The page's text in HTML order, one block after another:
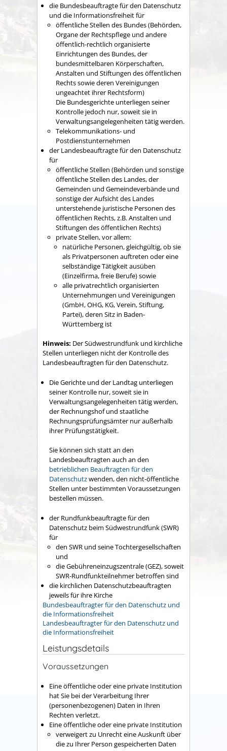
die Bundesbeauftragte für den Datenschutz
und die Informationsfreiheit für
öffentliche Stellen des Bundes (Behörden,
Organe der Rechtspflege und andere
öffentlich-rechtlich organisierte
Einrichtungen des Bundes, der
bundesmittelbaren Körperschaften,
Anstalten und Stiftungen des öffentlichen
Rechts sowie deren Vereinigungen
ungeachtet ihrer Rechtsform)
Die Bundesgerichte unterliegen seiner
Kontrolle jedoch nur, soweit sie in
Verwaltungsangelegenheiten tätig werden.
Telekommunikations- und
Postdienstunternehmen
der Landesbeauftragte für den Datenschutz
für
öffentliche Stellen (Behörden und sonstige
öffentliche Stellen des Landes, der
Gemeinden und Gemeindeverbände und
sonstige der Aufsicht des Landes
unterstehende juristische Personen des
öffentlichen Rechts, z.B. Anstalten und
Stiftungen des öffentlichen Rechts)
private Stellen, vor allem:
natürliche Personen, gleichgültig, ob sie
als Privatpersonen auftreten oder eine
selbständige Tätigkeit ausüben
(Einzelfirma, freie Berufe) sowie
alle privatrechtlich organisierten
Unternehmungen und Vereinigungen
(GmbH, OHG, KG, Verein, Stiftung,
Partei), deren Sitz in Baden-
Württemberg ist
Hinweis: Der Südwestrundfunk und kirchliche
Stellen unterliegen nicht der Kontrolle des
Landesbeauftragten für den Datenschutz.
Die Gerichte und der Landtag unterliegen
seiner Kontrolle nur, soweit sie in
Verwaltungsangelegenheiten tätig werden,
der Rechnungshof und staatliche
Rechnungsprüfungsämter nur außerhalb
ihrer Prüfungstätigkeit.
Sie können sich statt an den
Landesbeauftragten auch an den
betrieblichen Beauftragten für den
Datenschutzwenden, den nicht-öffentliche
Stellen unter bestimmten Voraussetzungen
bestellen müssen.
der Rundfunkbeauftragte für den
Datenschutz beim Südwestrundfunk (SWR)
für
den SWR und seine Tochtergesellschaften
und
die Gebühreneinzugszentrale (GEZ), soweit
SWR-Rundfunkteilnehmer betroffen sind
die kirchlichen Datenschutzbeauftragten
jeweils für ihre Kirche
Bundesbeauftragter für den Datenschutz und
die Informationsfreiheit
Landesbeauftragter für den Datenschutz und
die Informationsfreiheit
Leistungsdetails
Voraussetzungen
Eine öffentliche oder eine private Institution
hat Sie bei der Verarbeitung Ihrer
(personenbezogenen) Daten in Ihren
Rechten verletzt.
Eine öffentliche oder eine private Institution
verweigert zu Unrecht eine Auskunft über
die zu Ihrer Person gespeicherten Daten